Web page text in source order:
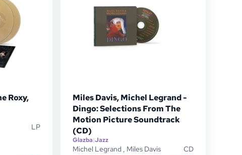
Roxy,
LP
Miles Davis, Michel Legrand -
Dingo: Selections From The
Motion Picture Soundtrack
(CD)
Glazba|Jazz
Michel Legrand , Miles Davis
CD